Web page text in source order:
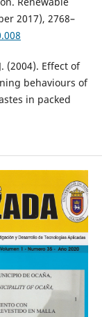
2017), 2768–
(2004). Effect of
behaviours of
in packed